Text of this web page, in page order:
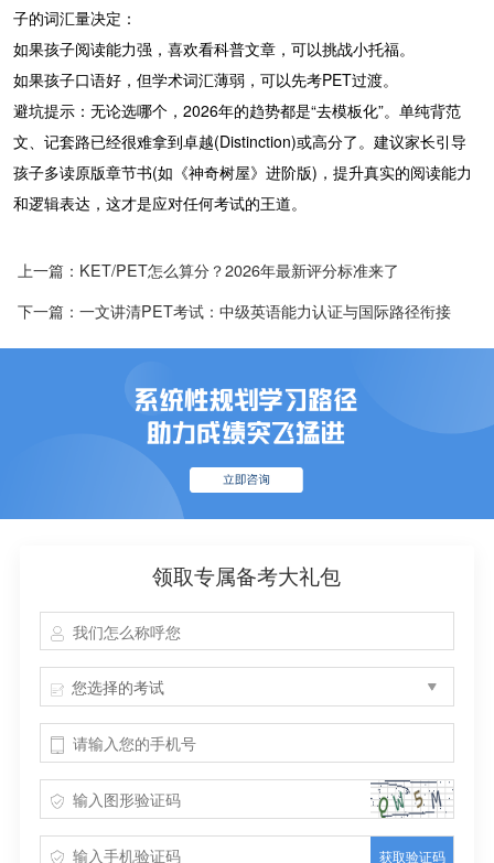
子的词汇量决定：
如果孩子阅读能力强，喜欢看科普文章，可以挑战小托福。
如果孩子口语好，但学术词汇薄弱，可以先考PET过渡。
避坑提示：无论选哪个，2026年的趋势都是“去模板化”。单纯背范
文、记套路已经很难拿到卓越(Distinction)或高分了。建议家长引导
孩子多读原版章节书(如《神奇树屋》进阶版)，提升真实的阅读能力
和逻辑表达，这才是应对任何考试的王道。
上一篇：KET/PET怎么算分？2026年最新评分标准来了
下一篇：一文讲清PET考试：中级英语能力认证与国际路径衔接
领取专属备考大礼包
您选择的考试
获取验证码